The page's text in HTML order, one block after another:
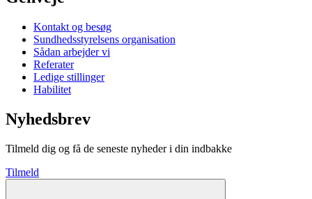
Kontakt og besøg
Sundhedsstyrelsens organisation
Sådan arbejder vi
Referater
Ledige stillinger
Habilitet
Nyhedsbrev
Tilmeld dig og få de seneste nyheder i din indbakke
Tilmeld